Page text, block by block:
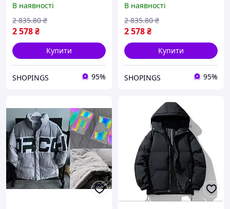
(клітинка), Куртка пуховик
чоловіча
В наявності
2 578₴
2 835.80 ₴
Купити
SHOPINGS 95%
унісекс (клітинка), Куртка
пуховик чоловіча
В наявності
2 578₴
2 835.80 ₴
Купити
SHOPINGS 95%